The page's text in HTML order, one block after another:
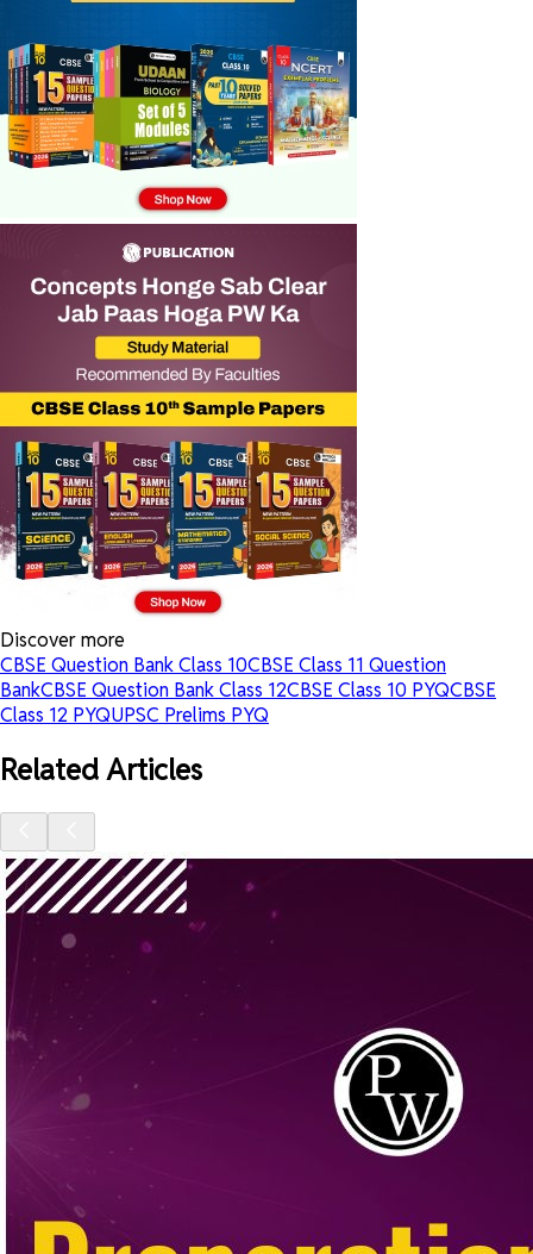
Discover more
CBSE Question Bank Class 10CBSE Class 11 Question
BankCBSE Question Bank Class 12CBSE Class 10 PYQCBSE
Class 12 PYQUPSC Prelims PYQ
Related Articles